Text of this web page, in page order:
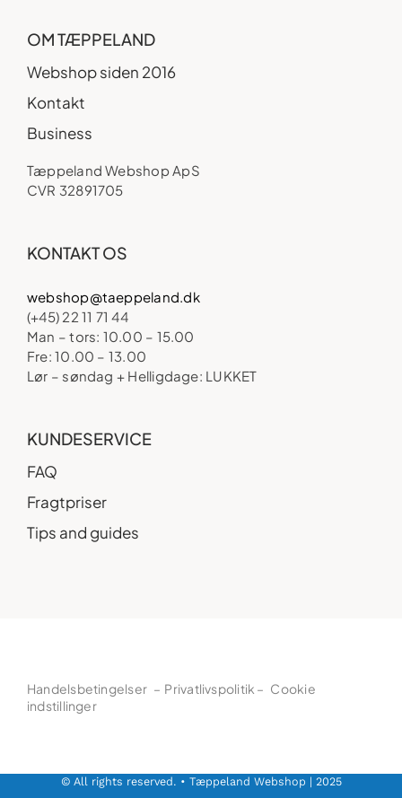
OM TÆPPELAND
Webshop siden 2016
Kontakt
Business
Tæppeland Webshop ApS
CVR 32891705
KONTAKT OS
webshop@taeppeland.dk
(+45) 22 11 71 44
Man – tors: 10.00 – 15.00
Fre: 10.00 – 13.00
Lør – søndag + Helligdage: LUKKET
KUNDESERVICE
FAQ
Fragtpriser
Tips and guides
Handelsbetingelser – Privatlivspolitik – Cookie
indstillinger
© All rights reserved. • Tæppeland Webshop | 2025